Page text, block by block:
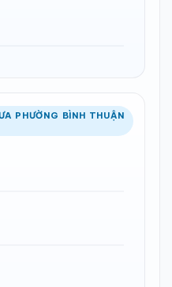
PHƯỜNG BÌNH THUẬN